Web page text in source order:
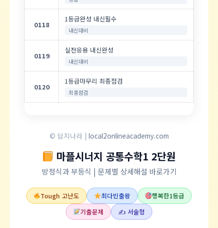
0118
1등급완성 내신필수
내신대비
0119
실전응용 내신완성
내신대비
0120
1등급마무리 최종점검
최종점검
© 답지나라 | local2onlineacademy.com
마플시너지 공통수학1 2단원
방정식과 부등식 | 문제별 상세해설 바로가기
Tough 고난도 최다빈출왕
행복한1등급
기출문제
✍️ 서술형